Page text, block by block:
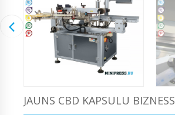
JAUNS CBD KAPSULU BIZNESS